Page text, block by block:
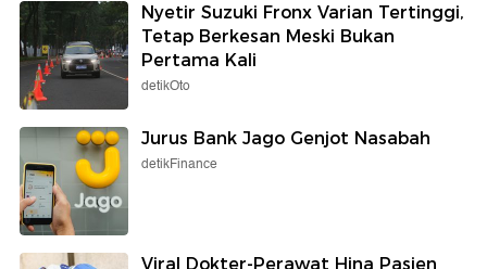
Nyetir Suzuki Fronx Varian Tertinggi,
Tetap Berkesan Meski Bukan
Pertama Kali
detikOto
Jurus Bank Jago Genjot Nasabah
detikFinance
Viral Dokter-Perawat Hina Pasien